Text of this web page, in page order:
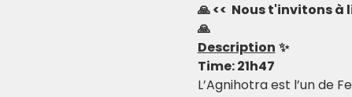
🙏 <<  Nous t'invitons
🙏
Description ✨
Time: 21h47
L’Agnihotra est l’un de